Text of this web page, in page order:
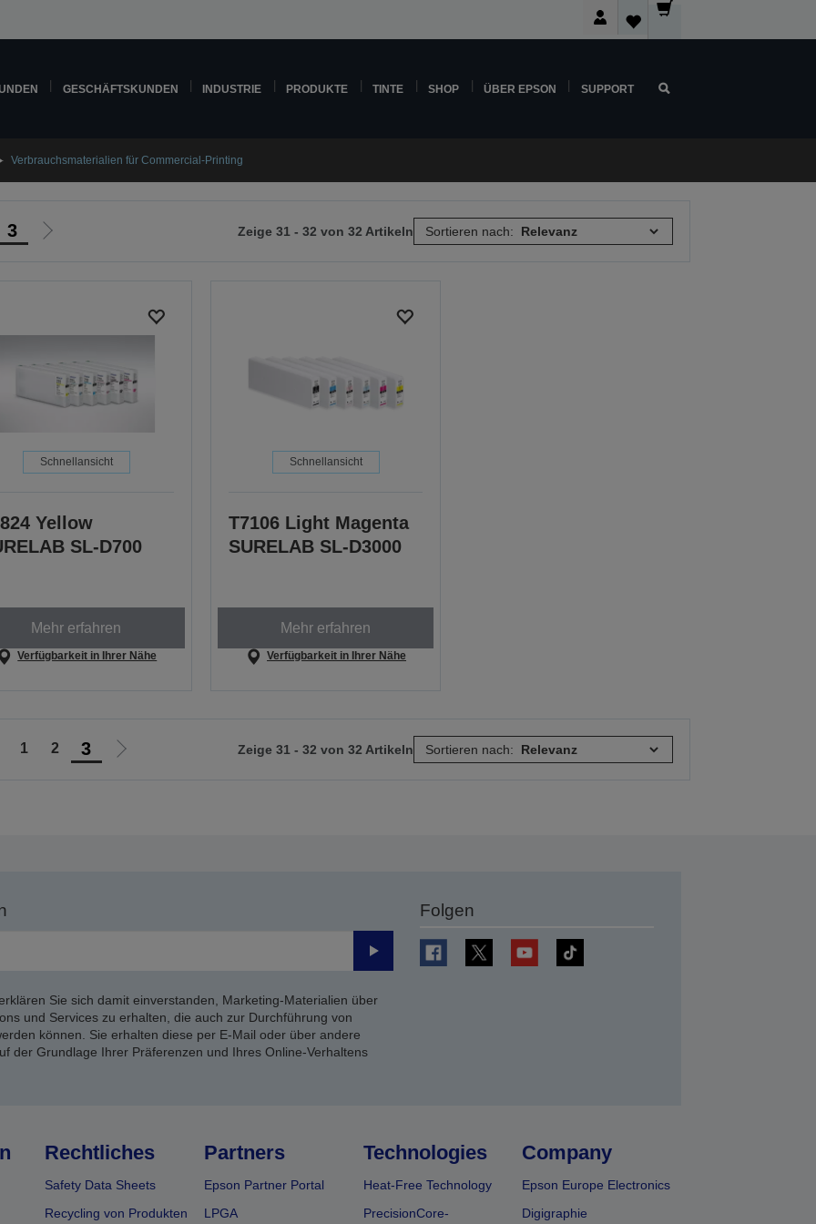
GESCHÄFTSKUNDEN INDUSTRIE PRODUKTE TINTE SHOP ÜBER EPSON SUPPORT
Verbrauchsmaterialien für Commercial-Printing
3
Zur
Zeige 31 - 32 von 32 Artikeln Sortieren nach:
Schnellansicht
Yellow
SL-D700
Mehr erfahren
Verfügbarkeit in Ihrer Nähe
Schnellansicht
T7106 Light Magenta
SURELAB SL-D3000
Mehr erfahren
Verfügbarkeit in Ihrer Nähe
1 2 3
Zur
Zeige 31 - 32 von 32 Artikeln Sortieren nach:
Senden
Sie sich damit einverstanden, Marketing-Materialien über
und Services zu erhalten, die auch zur Durchführung von
können. Sie erhalten diese per E-Mail oder über andere
der Grundlage Ihrer Präferenzen und Ihres Online-Verhaltens
Folgen
Rechtliches
Safety Data Sheets
Recycling von Produkten
Partners
Epson Partner Portal
LPGA
Technologies
Heat-Free Technology
PrecisionCore-
Company
Epson Europe Electronics
Digigraphie